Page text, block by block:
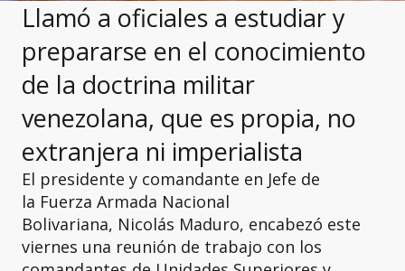
Llamó a oficiales a estudiar y
prepararse en el conocimiento
de la doctrina militar
venezolana, que es propia, no
extranjera ni imperialista
El presidente y comandante en Jefe de
la Fuerza Armada Nacional
Bolivariana, Nicolás Maduro, encabezó este
viernes una reunión de trabajo con los